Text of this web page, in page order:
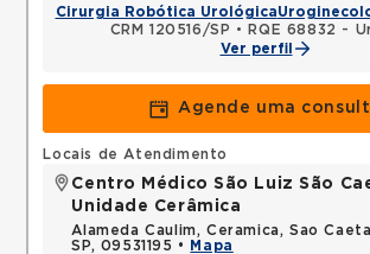
Cirurgia Robótica Urológica
CRM 120516/SP •
RQE 68832 -
Ver perfil
Agende uma
Locais de Atendimento
Centro Médico São Luiz São
Unidade Cerâmica
Alameda Caulim, Ceramica, Sao
SP, 09531195 •
Mapa